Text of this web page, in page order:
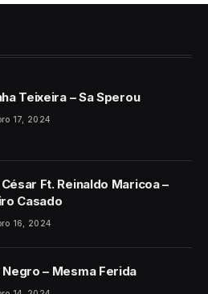
Teixeira – Sa Sperou
17, 2024
Ft. Reinaldo Maricoa –
Casado
16, 2024
Negro – Mesma Ferida